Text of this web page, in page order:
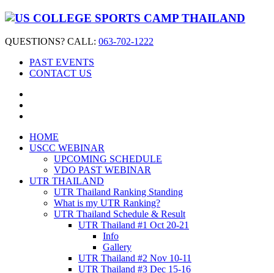
QUESTIONS? CALL: 063-702-1222
PAST EVENTS
CONTACT US
HOME
USCC WEBINAR
UPCOMING SCHEDULE
VDO PAST WEBINAR
UTR THAILAND
UTR Thailand Ranking Standing
What is my UTR Ranking?
UTR Thailand Schedule & Result
UTR Thailand #1 Oct 20-21
Info
Gallery
UTR Thailand #2 Nov 10-11
UTR Thailand #3 Dec 15-16